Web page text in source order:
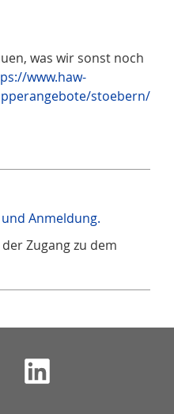
was wir sonst noch
www.haw-
stoebern/
Anmeldung.
Zugang zu dem